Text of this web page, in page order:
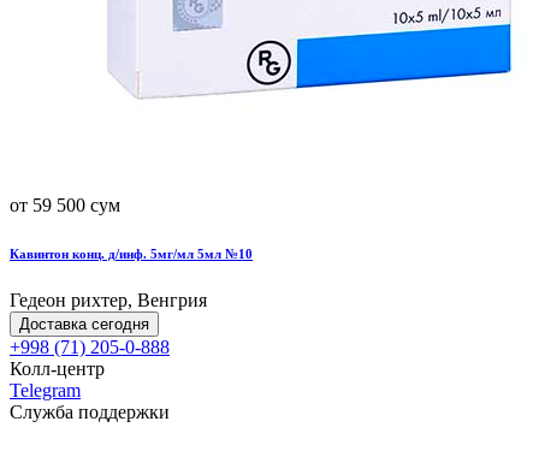
от 59 500 сум
Кавинтон конц. д/инф. 5мг/мл 5мл №10
Гедеон рихтер, Венгрия
Доставка сегодня
+998 (71) 205-0-888
Колл-центр
Telegram
Служба поддержки